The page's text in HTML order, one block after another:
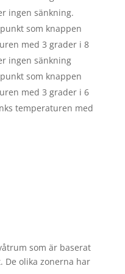
ingen sänkning.
som knappen
med 3 grader i 8
ingen sänkning
som knappen
med 3 grader i 6
temperaturen med
som är baserat
De olika zonerna har